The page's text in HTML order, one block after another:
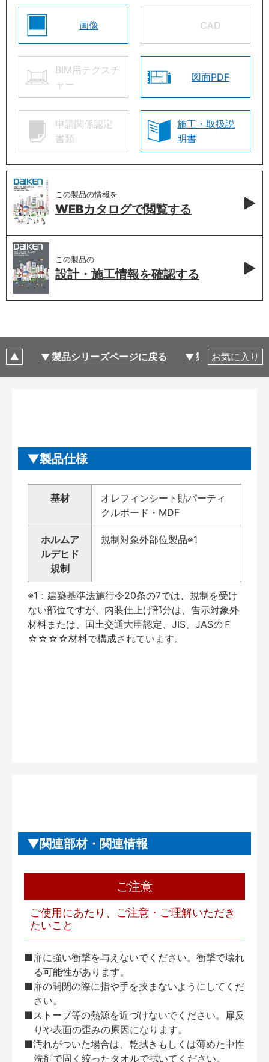
画像 CAD
BIM用テクスチ
ャー
図面PDF
申請関係認定
書類
施工・取扱説
明書
この製品の情報を
WEBカタログで閲覧する
この製品の
設計・施工情報を確認する
製品シリーズページに戻る 製品仕様
お気に入り
製品仕様
基材
オレフィンシート貼パーティ
クルボード・MDF
ホルムア
ルデヒド
規制
規制対象外部位製品※1
※1：建築基準法施行令20条の7では、規制を受け
ない部位ですが、内装仕上げ部分は、告示対象外
材料または、国土交通大臣認定、JIS、JASのＦ
☆☆☆☆材料で構成されています。
関連部材・関連情報
ご注意
ご使用にあたり、ご注意・ご理解いただき
たいこと
■扉に強い衝撃を与えないでください。衝撃で壊れ
る可能性があります。
■扉の開閉の際に指や手を挟まないようにしてくだ
さい。
■ストーブ等の熱源を近づけないでください。扉反
りや表面の歪みの原因になります。
■汚れがついた場合は、乾拭きもしくは薄めた中性
洗剤で固く絞ったタオルで拭いてください。